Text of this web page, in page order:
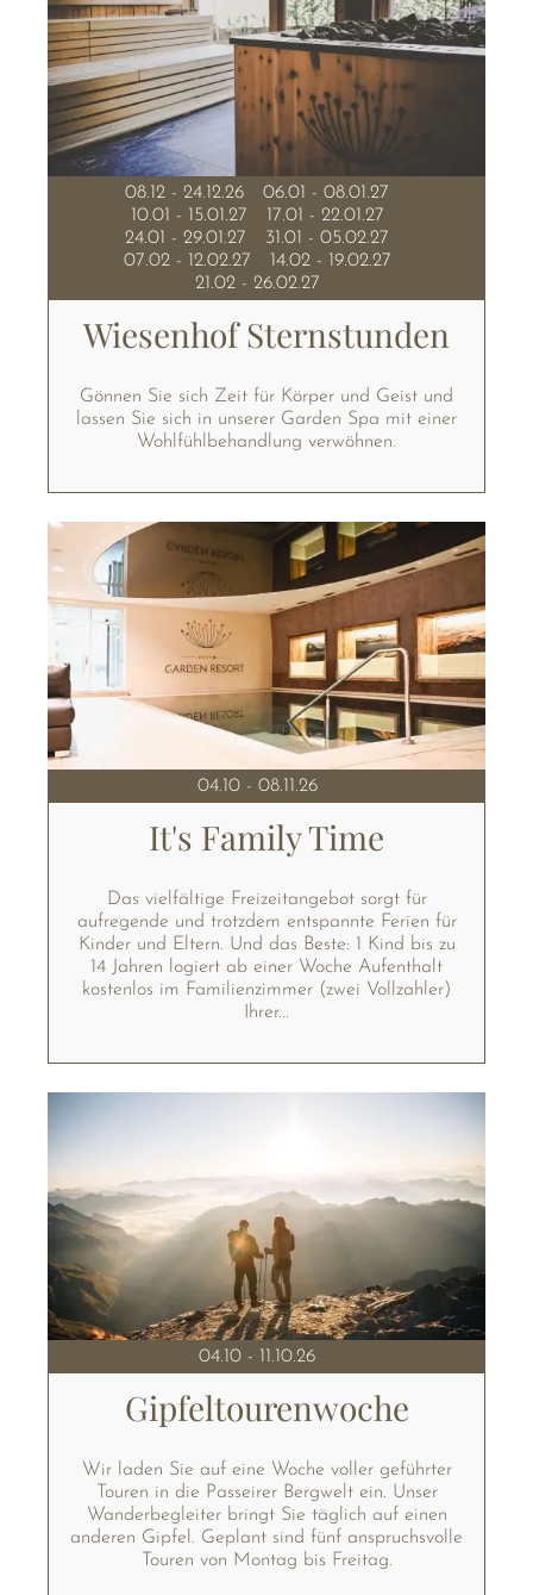
08.12 - 24.12.26
06.01 - 08.01.27
10.01 - 15.01.27
17.01 - 22.01.27
24.01 - 29.01.27
31.01 - 05.02.27
07.02 - 12.02.27
14.02 - 19.02.27
21.02 - 26.02.27
Wiesenhof Sternstunden
Gönnen Sie sich Zeit für Körper und Geist und
lassen Sie sich in unserer Garden Spa mit einer
Wohlfühlbehandlung verwöhnen.
04.10 - 08.11.26
It's Family Time
Das vielfältige Freizeitangebot sorgt für
aufregende und trotzdem entspannte Ferien für
Kinder und Eltern. Und das Beste: 1 Kind bis zu
14 Jahren logiert ab einer Woche Aufenthalt
kostenlos im Familienzimmer (zwei Vollzahler)
Ihrer...
04.10 - 11.10.26
Gipfeltourenwoche
Wir laden Sie auf eine Woche voller geführter
Touren in die Passeirer Bergwelt ein. Unser
Wanderbegleiter bringt Sie täglich auf einen
anderen Gipfel. Geplant sind fünf anspruchsvolle
Touren von Montag bis Freitag.